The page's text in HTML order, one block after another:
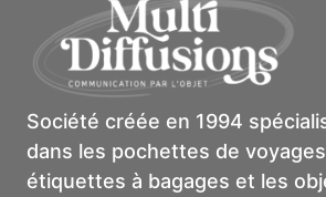
Société créée en 1994
dans les pochettes de
étiquettes à bagages et les